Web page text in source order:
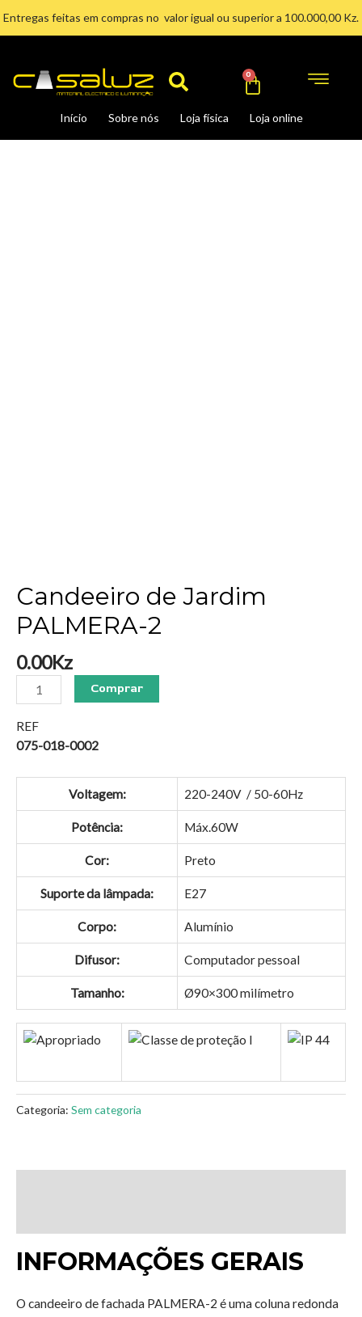
conteúdo
Entregas feitas em compras no valor igual ou superior a 100.000,00 Kz.
Search
Início Sobre nós Loja física Loja online
0 Cart
Candeeiro de Jardim
PALMERA-2
0.00Kz
Comprar
REF
075-018-0002
Voltagem: 220-240V / 50-60Hz
Potência: Máx.60W
Cor: Preto
Suporte da lâmpada: E27
Corpo: Alumínio
Difusor: Computador pessoal
Tamanho: Ø90×300 milímetro
Categoria: Sem categoria
INFORMAÇÕES GERAIS
O candeeiro de fachada PALMERA-2 é uma coluna redonda